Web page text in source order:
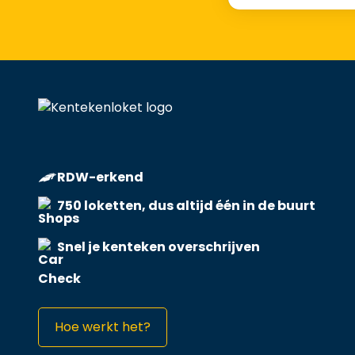
RDW-erkend
750 loketten, dus altijd één in de buurt
Snel je kenteken overschrijven
Hoe werkt het?